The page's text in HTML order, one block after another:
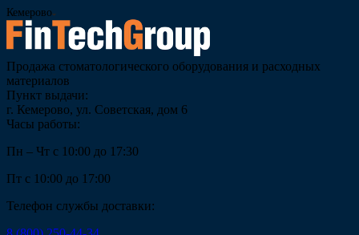
Кемерово
Продажа стоматологического оборудования и расходных
материалов
Пункт выдачи:
г. Кемерово, ул. Советская, дом 6
Часы работы:
Пн – Чт с 10:00 до 17:30
Пт с 10:00 до 17:00
Телефон службы доставки: